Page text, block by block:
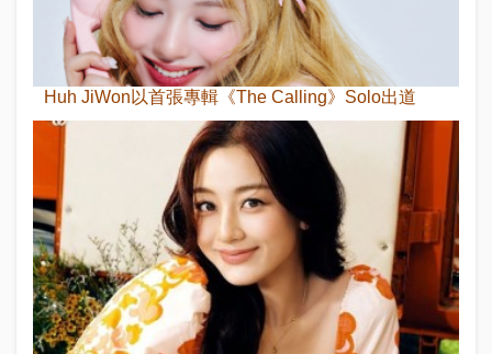
Huh JiWon以首張專輯《The Calling》Solo出道